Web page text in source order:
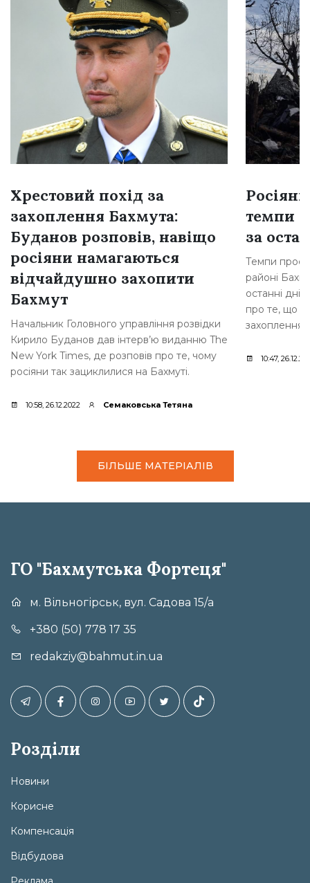
Хрестовий похід за
захоплення Бахмута:
Буданов розповів, навіщо
росіяни намагаються
відчайдушно захопити
Бахмут
Начальник Головного управління розвідки
Кирило Буданов дав інтерв’ю виданню The
New York Times, де розповів про те, чому
росіяни так зациклилися на Бахмуті.
10:58, 26.12.2022 Семаковська Тетяна
темпи
за
Темпи
районі
останні
про те, що
захоплення
10:47,
БІЛЬШЕ МАТЕРІАЛІВ
ГО "Бахмутська Фортеця"
м. Вільногірськ, вул. Садова 15/а
+380 (50) 778 17 35
redakziy@bahmut.in.ua
Розділи
Новини
Корисне
Компенсація
Відбудова